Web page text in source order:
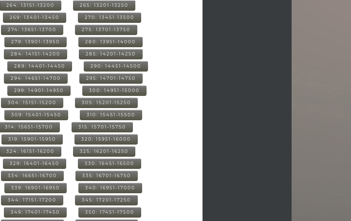
264: 13151-13200 265: 13201-13250
269: 13401-13450 270: 13451-13500
274: 13651-13700 275: 13701-13750
279: 13901-13950 280: 13951-14000
284: 14151-14200 285: 14201-14250
289: 14401-14450 290: 14451-14500
294: 14651-14700 295: 14701-14750
299: 14901-14950 300: 14951-15000
304: 15151-15200 305: 15201-15250
309: 15401-15450 310: 15451-15500
314: 15651-15700 315: 15701-15750
319: 15901-15950 320: 15951-16000
324: 16151-16200 325: 16201-16250
329: 16401-16450 330: 16451-16500
334: 16651-16700 335: 16701-16750
339: 16901-16950 340: 16951-17000
344: 17151-17200 345: 17201-17250
349: 17401-17450 350: 17451-17500